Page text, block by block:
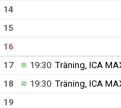
14
15
16
17 19:30Träning, ICA
18
19:30Träning, ICA
19